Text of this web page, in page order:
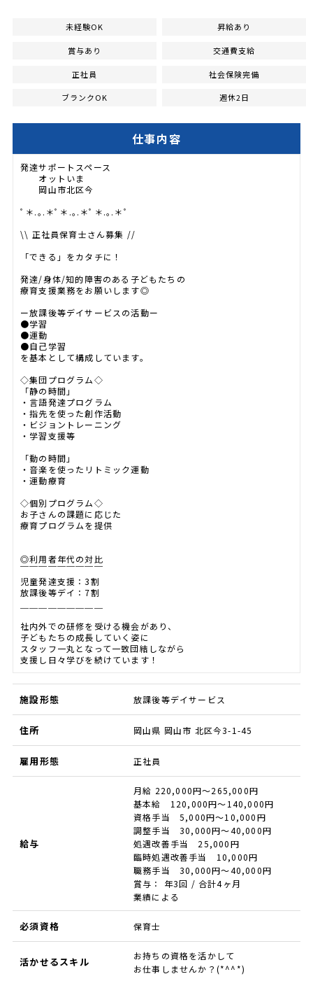
未経験OK 昇給あり
賞与あり 交通費支給
正社員 社会保険完備
ブランクOK 週休2日
仕事内容
発達サポートスペース
オットいま
岡山市北区今
ﾟ＊.｡.＊ﾟ＊.｡.＊ﾟ＊.｡.＊ﾟ
\\ 正社員保育士さん募集 //
「できる」をカタチに！
発達/身体/知的障害のある子どもたちの
療育支援業務をお願いします◎
ー放課後等デイサービスの活動ー
●学習
●運動
●自己学習
を基本として構成しています。
◇集団プログラム◇
「静の時間」
・言語発達プログラム
・指先を使った創作活動
・ビジョントレーニング
・学習支援等
「動の時間」
・音楽を使ったリトミック運動
・運動療育
◇個別プログラム◇
お子さんの課題に応じた
療育プログラムを提供
◎利用者年代の対比
￣￣￣￣￣￣￣￣￣
児童発達支援：3割
放課後等デイ：7割
社内外での研修を受ける機会があり、
子どもたちの成長していく姿に
スタッフ一丸となって一致団結しながら
支援し日々学びを続けています！
施設形態 放課後等デイサービス
住所 岡山県 岡山市 北区今3-1-45
雇用形態 正社員
給与
月給 220,000円～265,000円
基本給 120,000円～140,000円
資格手当 5,000円～10,000円
調整手当 30,000円～40,000円
処遇改善手当 25,000円
臨時処遇改善手当 10,000円
職務手当 30,000円～40,000円
賞与： 年3回 / 合計4ヶ月
業績による
必須資格 保育士
活かせるスキル
お持ちの資格を活かして
お仕事しませんか？(*^^*)